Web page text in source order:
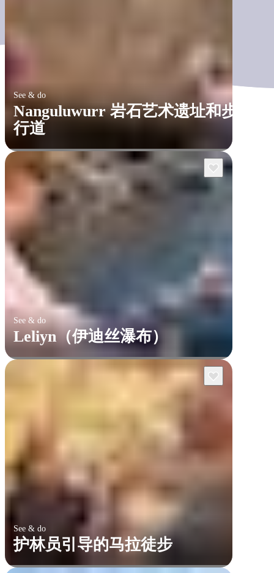
See & do
Nanguluwurr 岩石艺术遗址和步
行道
See & do
Leliyn（伊迪丝瀑布）
See & do
护林员引导的马拉徒步